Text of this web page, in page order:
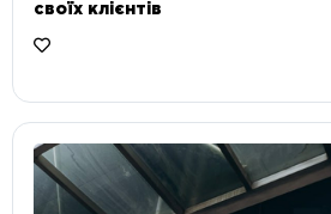
своїх клієнтів